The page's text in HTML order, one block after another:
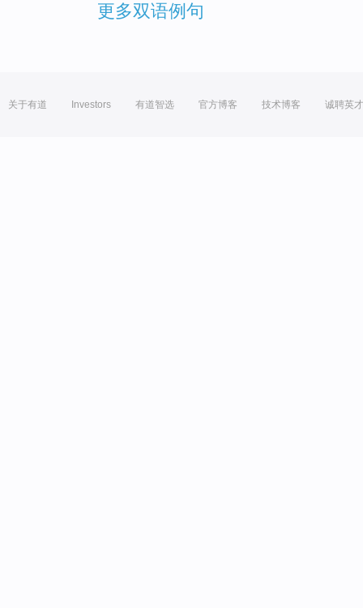
更多双语例句
关于有道 Investors 有道智选 官方博客 技术博客 诚聘英才